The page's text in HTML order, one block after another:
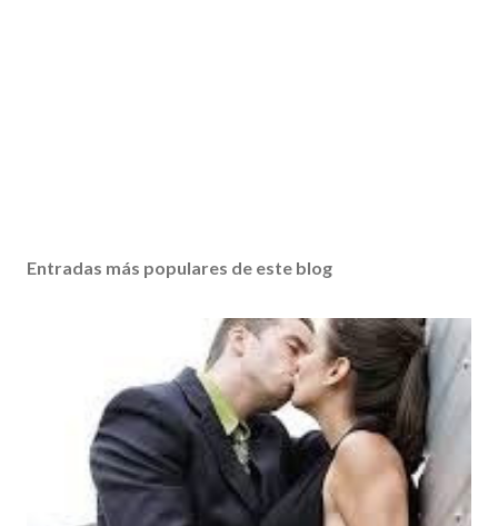
Entradas más populares de este blog